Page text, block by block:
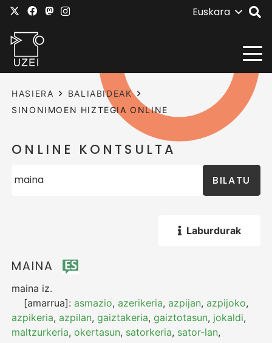
Euskara
HASIERA
BALIABIDEAK
SINONIMOEN HIZTEGIA ONLINE
ONLINE KONTSULTA
BILATU
Laburdurak
MAINA
maina iz.
[amarrua]:asmazio,azerikeria,azpijan,azpijoko,
azpikeria,azpilan,gaiztakeria,gaiztotasun, jokaldi,
maltzurkeria,okertasun, satorkeria, sator-lan,